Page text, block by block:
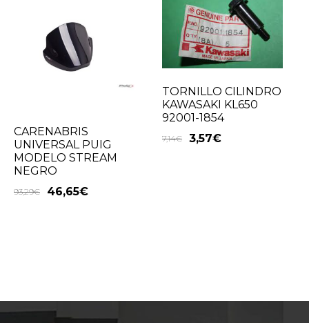
CARENABRIS
UNIVERSAL PUIG
MODELO STREAM
NEGRO
93,29€ 46,65€
TORNILLO CILINDRO
KAWASAKI KL650
92001-1854
7,14€ 3,57€